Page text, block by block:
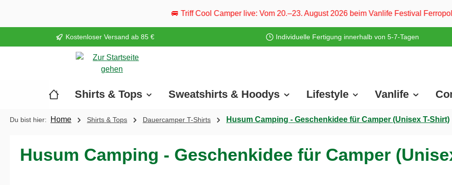
🚐 Triff Cool Camper live: Vom 20.–23. August 2026 beim Vanlife Festival Ferropolis und vom 28.
Kostenloser Versand ab 85 € Individuelle Fertigung innerhalb von 5-7-Tagen
Shirts & Tops Sweatshirts & Hoodys Lifestyle Vanlife
Du bist hier: Home Shirts & Tops Dauercamper T-Shirts Husum Camping - Geschenkidee für Camper (Unisex T-Shirt)
Husum Camping - Geschenkidee für Camper